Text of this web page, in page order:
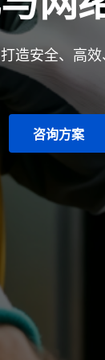
造安全、高
咨询方案